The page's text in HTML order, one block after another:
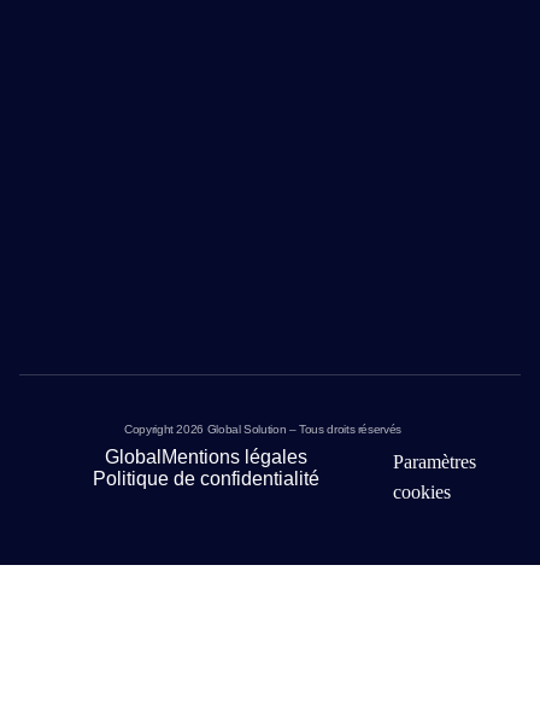
Copyright 2026 Global Solution – Tous droits réservés
Global Mentions légales
Politique de confidentialité
Paramètres
cookies